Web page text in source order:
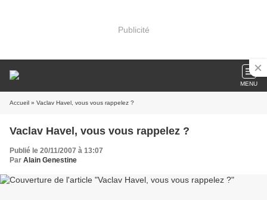
Publicité
MENU
Accueil » Vaclav Havel, vous vous rappelez ?
Vaclav Havel, vous vous rappelez ?
Publié le 20/11/2007 à 13:07
Par Alain Genestine